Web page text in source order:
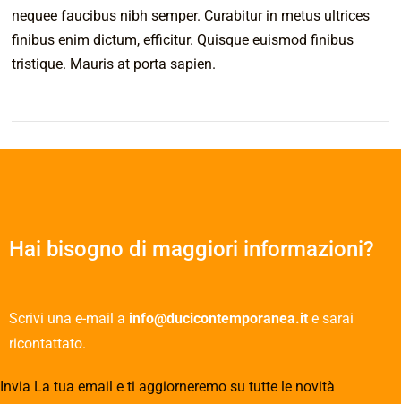
nequee faucibus nibh semper. Curabitur in metus ultrices
finibus enim dictum, efficitur. Quisque euismod finibus
tristique. Mauris at porta sapien.
Hai bisogno di maggiori informazioni?
Scrivi una e-mail a info@ducicontemporanea.it e sarai
ricontattato.
Invia La tua email e ti aggiorneremo su tutte le novità